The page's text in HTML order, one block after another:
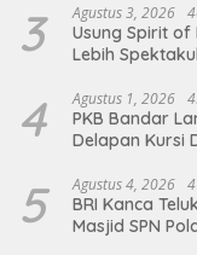
3 Agustus 3, 2026
Usung Spirit of
Lebih
4 Agustus 1, 2026
PKB Bandar
Delapan Kursi
5 Agustus 4, 2026
BRI Kanca
Masjid SPN